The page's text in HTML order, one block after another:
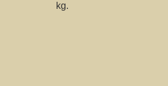
kg.